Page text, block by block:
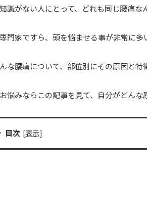
識がない人にとって、どれも同じ腰痛な
門家ですら、頭を悩ませる事が非常に多
な腰痛について、部位別にその原因と特
悩みならこの記事を見て、自分がどん
目次 [表示]